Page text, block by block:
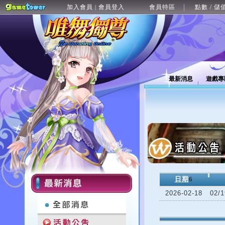
加入會員 | 會員登入 會員特區 點數 / 儲
最新消息 遊戲
日期 6
2026-02-18
02/